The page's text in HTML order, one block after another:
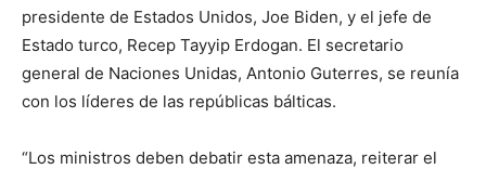
presidente de Estados Unidos, Joe Biden, y el jefe de
Estado turco, Recep Tayyip Erdogan. El secretario
general de Naciones Unidas, Antonio Guterres, se reunía
con los líderes de las repúblicas bálticas.
“Los ministros deben debatir esta amenaza, reiterar el